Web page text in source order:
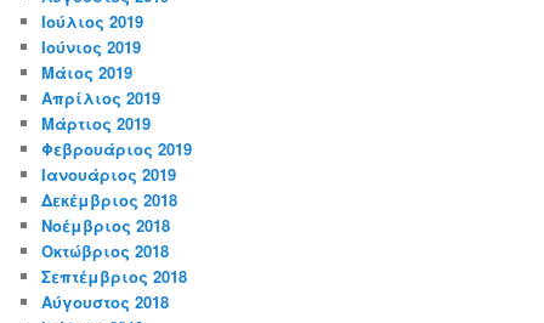
Ιούλιος 2019
Ιούνιος 2019
Μάιος 2019
Απρίλιος 2019
Μάρτιος 2019
Φεβρουάριος 2019
Ιανουάριος 2019
Δεκέμβριος 2018
Νοέμβριος 2018
Οκτώβριος 2018
Σεπτέμβριος 2018
Αύγουστος 2018